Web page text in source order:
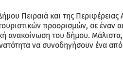
Πειραιά και της Περιφέρειας
προορισμών, σε έναν
ανακοίνωση του δήμου.
να συνοδηγήσουν ένα